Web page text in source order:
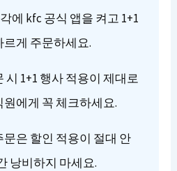
에 kfc 공식 앱을 켜고 1+1
르게 주문하세요.
시 1+1 행사 적용이 제대로
원에게 꼭 체크하세요.
문은 할인 적용이 절대 안
낭비하지 마세요.